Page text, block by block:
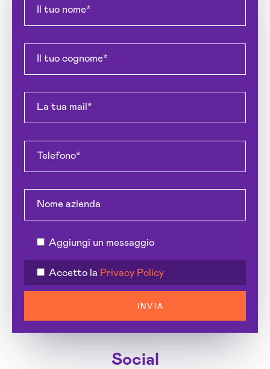
Aggiungi un messaggio
Accetto la Privacy Policy
INVIA
Social